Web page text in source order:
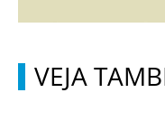
VEJA